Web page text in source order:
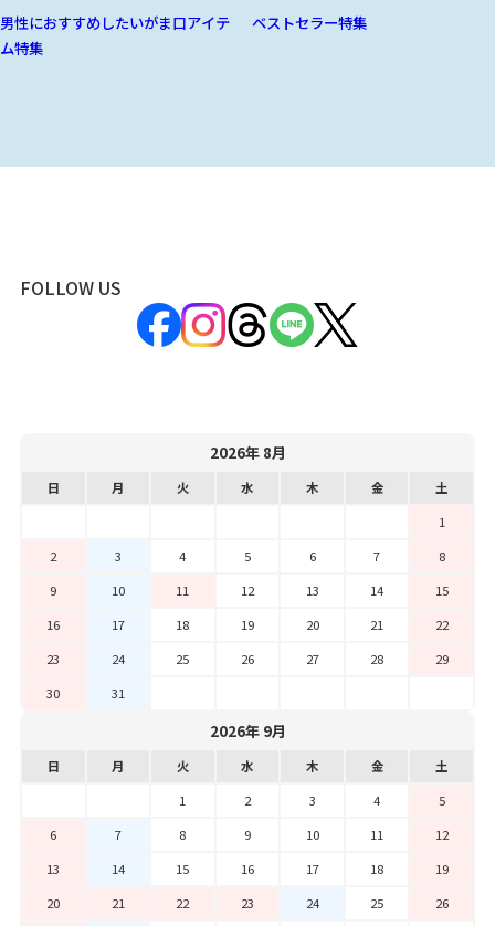
男性におすすめしたいがま口アイテ
ム特集
ベストセラー特集
FOLLOW US
2026年 8月
日 月 火 水 木 金
土
1
2
3 4 5 6 7
8
9
10 11 12 13 14
15
16
17 18 19 20 21
22
23
24 25 26 27 28
29
30
31
2026年 9月
日 月 火 水 木 金
土
1
2 3 4
5
6
7 8 9 10 11
12
13
14 15 16 17 18
19
20
21 22 23 24 25
26